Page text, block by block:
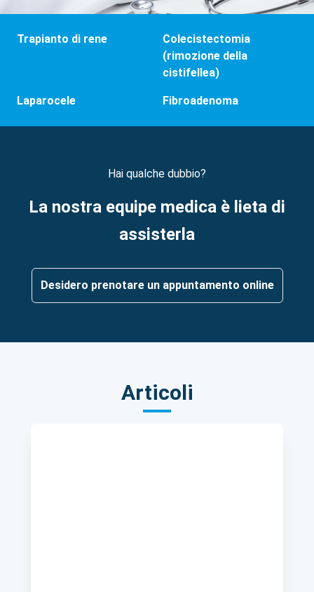
Trapianto di rene
Colecistectomia
(rimozione della
cistifellea)
Laparocele Fibroadenoma
Hai qualche dubbio?
La nostra equipe medica è lieta di
assisterla
Desidero prenotare un appuntamento online
Articoli